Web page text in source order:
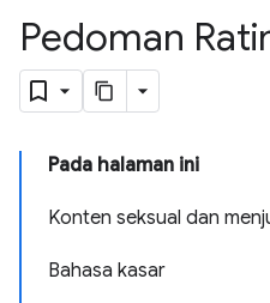
Pedoman
Pada halaman ini
Konten seksual dan
Bahasa kasar